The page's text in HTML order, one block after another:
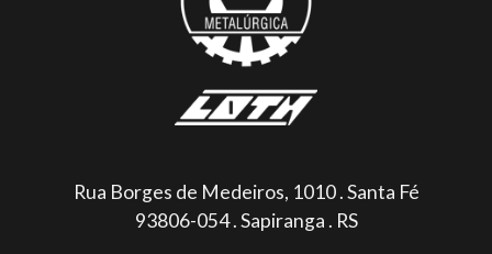
Rua Borges de Medeiros, 1010 . Santa Fé
93806-054 . Sapiranga . RS